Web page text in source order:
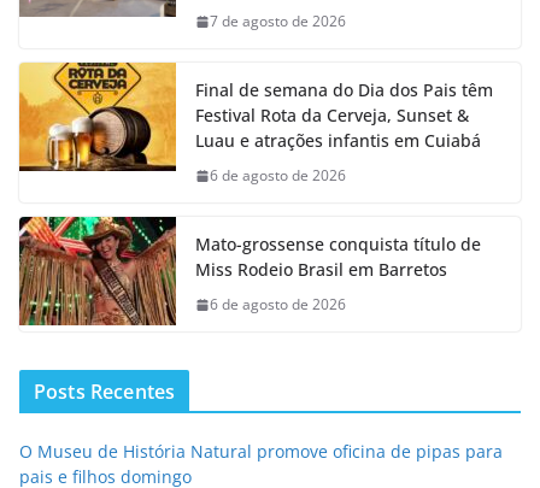
7 de agosto de 2026
Final de semana do Dia dos Pais têm
Festival Rota da Cerveja, Sunset &
Luau e atrações infantis em Cuiabá
6 de agosto de 2026
Mato-grossense conquista título de
Miss Rodeio Brasil em Barretos
6 de agosto de 2026
Posts Recentes
O Museu de História Natural promove oficina de pipas para
pais e filhos domingo